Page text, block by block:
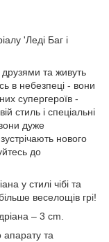
'Леді Баг і
друзями та живуть
в небезпеці - вони
супергероїв -
стиль і спеціальні
дуже
нового
до
у стилі чібі та
веселощів грі!
– 3 cm.
апарату та